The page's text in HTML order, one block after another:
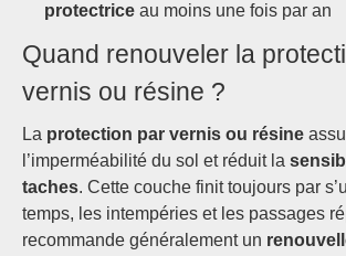
protectrice au moins une fois par an
Quand renouveler la
vernis ou résine ?
La protection par vernis ou résine
l’imperméabilité du sol et réduit la
taches. Cette couche finit toujours par
temps, les intempéries et les passages
recommande généralement un